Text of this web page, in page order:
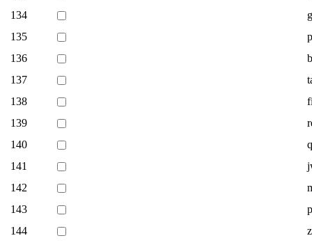
134
135
136
137
138
139
140
141
142
143
144